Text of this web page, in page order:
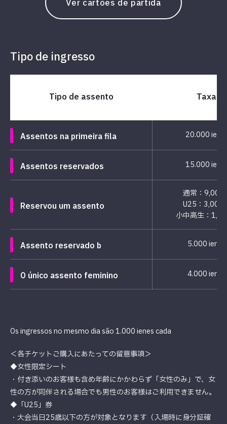
Ver cartões de partida
Tipo de ingresso
Tipo de assento Taxa
Assentos na primeira fila 20.000
Assentos reservados 15.000
Reservou um assento
通常：9,000
U25：3,000
小中高生：
Assento reservado b 5.000 ienes
O único assento feminino 4.000 ienes
Os ingressos no mesmo dia são 1.000 ienes cada
＜各チケットご購入にあたっての留意事項＞
◆女性限定シート
・付き添いのお客様も含め年齢にかかわらず「女性のみ」で、女
性の方が同伴される場合でも男性のお客様はご利用できません。
◆「U25」券
・大会当日25歳以下の方が対象となります（入場時に身分証確